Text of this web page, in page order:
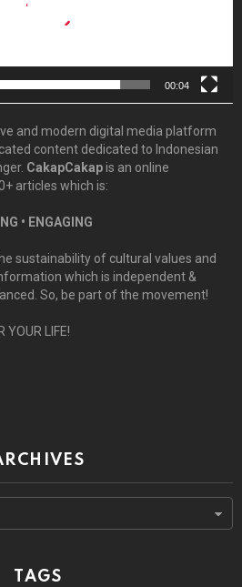
00:04
and modern digital media platform
content dedicated to Indonesian
CakapCakapis an online
articles which is:
• ENGAGING
sustainability of cultural values and
which is independent &
So, be part of the movement!
YOUR LIFE!
TAGS